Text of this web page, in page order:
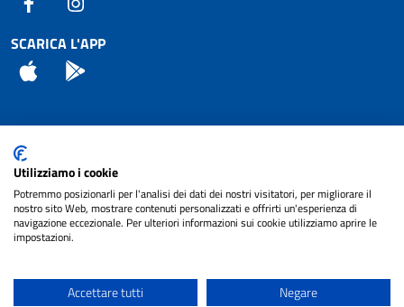
SCARICA L'APP
App Store
Attuazione Misure PNRR
Piano di miglioramento del sito
Note legali
cura diNET SMART
Utilizziamo i cookie
Potremmo posizionarli per l'analisi dei dati dei nostri visitatori, per migliorare il
nostro sito Web, mostrare contenuti personalizzati e offrirti un'esperienza di
navigazione eccezionale. Per ulteriori informazioni sui cookie utilizziamo aprire le
impostazioni.
Accettare tutti Negare